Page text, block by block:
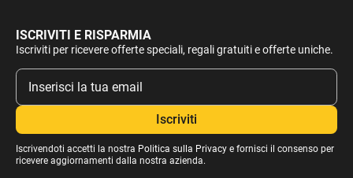
ISCRIVITI E RISPARMIA
Iscriviti per ricevere offerte speciali, regali gratuiti e offerte uniche.
Iscrivendoti accetti la nostra Politica sulla Privacye fornisci il consenso per
ricevere aggiornamenti dalla nostra azienda.